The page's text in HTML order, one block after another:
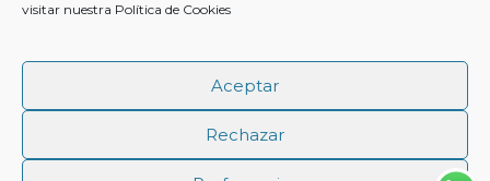
visitar nuestra Política de Cookies
Aceptar
Rechazar
+ 34 633 954 567
info@quedadasmalaga.es